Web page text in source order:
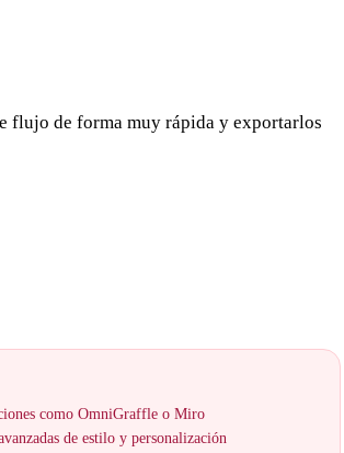
flujo de forma muy rápida y exportarlos
como OmniGraffle o Miro
de estilo y personalización